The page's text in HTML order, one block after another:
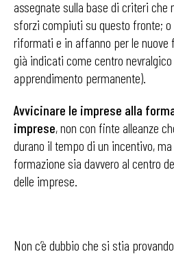
assegnate sulla base di criteri che
sforzi compiuti su questo fronte; o
riformati e in affanno per le nuove
già indicati come centro
apprendimento permanente).
Avvicinare le imprese alla
imprese, non con finte alleanze
durano il tempo di un incentivo,
formazione sia davvero al centro
delle imprese.
Non c’è dubbio che si stia